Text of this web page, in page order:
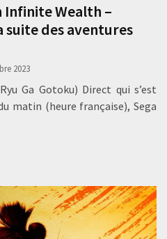
Infinite Wealth –
suite des aventures
2023
Ga Gotoku) Direct qui s’est
matin (heure française), Sega